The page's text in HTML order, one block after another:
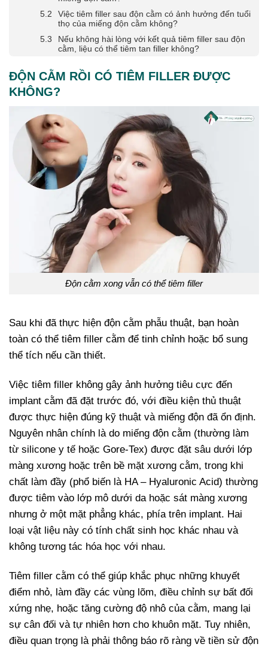
Việc tiêm filler sau độn cằm có ảnh hưởng đến tuổi
thọ của miếng độn cằm không?
Nếu không hài lòng với kết quả tiêm filler sau độn
cằm, liệu có thể tiêm tan filler không?
ĐỘN CẰM RỒI CÓ TIÊM FILLER ĐƯỢC
KHÔNG?
Độn cằm xong vẫn có thể tiêm filler
Sau khi đã thực hiện độn cằm phẫu thuật, bạn hoàn
toàn có thể tiêm filler cằm để tinh chỉnh hoặc bổ sung
thể tích nếu cần thiết.
Việc tiêm filler không gây ảnh hưởng tiêu cực đến
implant cằm đã đặt trước đó, với điều kiện thủ thuật
được thực hiện đúng kỹ thuật và miếng độn đã ổn định.
Nguyên nhân chính là do miếng độn cằm (thường làm
từ silicone y tế hoặc Gore-Tex) được đặt sâu dưới lớp
màng xương hoặc trên bề mặt xương cằm, trong khi
chất làm đầy (phổ biến là HA – Hyaluronic Acid) thường
được tiêm vào lớp mô dưới da hoặc sát màng xương
nhưng ở một mặt phẳng khác, phía trên implant. Hai
loại vật liệu này có tính chất sinh học khác nhau và
không tương tác hóa học với nhau.
Tiêm filler cằm có thể giúp khắc phục những khuyết
điểm nhỏ, làm đầy các vùng lõm, điều chỉnh sự bất đối
xứng nhẹ, hoặc tăng cường độ nhô của cằm, mang lại
sự cân đối và tự nhiên hơn cho khuôn mặt. Tuy nhiên,
điều quan trọng là phải thông báo rõ ràng về tiền sử độn